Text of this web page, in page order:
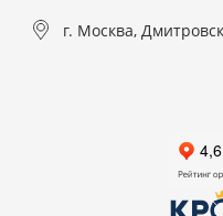
г. Москва,